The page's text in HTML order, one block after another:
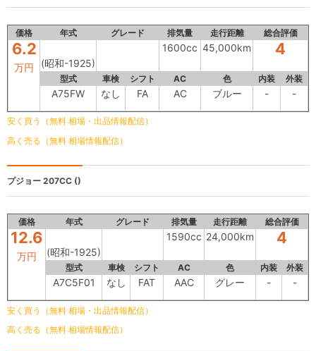
価格 年式 グレード 排気量 走行距離 総合評価
6.2
万円 (昭和-1925)
1600cc 45,000km 4
型式 車検 シフト AC 色 内装 外装
A75FW なし FA AC ブルー - -
安く買う（無料 相場・出品情報配信）
高く売る（無料 相場情報配信）
プジョー 207CC ()
価格 年式 グレード 排気量 走行距離 総合評価
12.6
万円 (昭和-1925)
1590cc 24,000km 4
型式 車検 シフト AC 色 内装 外装
A7C5F01 なし FAT AAC グレー - -
安く買う（無料 相場・出品情報配信）
高く売る（無料 相場情報配信）